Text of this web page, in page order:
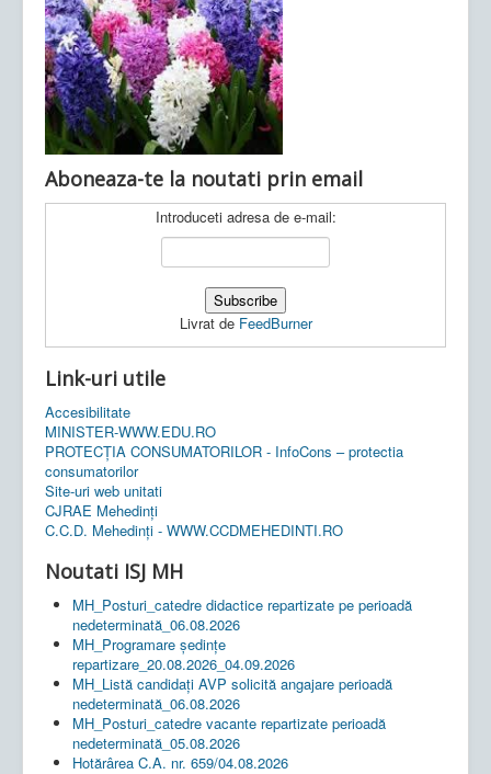
Ultimele articole: Vi, 04.11.2022 -
Județean Mehedinți
Aboneaza-te la noutati prin email
Introduceti adresa de e-mail:
Livrat de FeedBurner
Link-uri utile
Accesibilitate
MINISTER-WWW.EDU.RO
PROTECȚIA CONSUMATORILOR - InfoCons – protectia
consumatorilor
Site-uri web unitati
CJRAE Mehedinți
C.C.D. Mehedinţi - WWW.CCDMEHEDINTI.RO
Noutati ISJ MH
MH_Posturi_catedre didactice repartizate pe perioadă
nedeterminată_06.08.2026
MH_Programare ședințe
repartizare_20.08.2026_04.09.2026
MH_Listă candidați AVP solicită angajare perioadă
nedeterminată_06.08.2026
MH_Posturi_catedre vacante repartizate perioadă
nedeterminată_05.08.2026
Hotărârea C.A. nr. 659/04.08.2026